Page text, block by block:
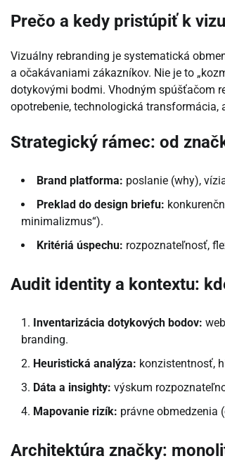
Prečo a kedy pristúpiť k
Vizuálny rebranding je systematická
a očakávaniami zákazníkov. Nie je to
dotykovými bodmi. Vhodným spúšťačom
opotrebenie, technologická
Strategický rámec: od
Brand platforma: poslanie (why),
Preklad do design briefu:
minimalizmus“).
Kritériá úspechu: rozpoznateľnosť,
Audit identity a kontextu:
Inventarizácia dotykových bodov:
branding.
Heuristická analýza: konzistentnosť,
Dáta a insighty: výskum
Mapovanie rizík: právne obmedzenia
Architektúra značky: